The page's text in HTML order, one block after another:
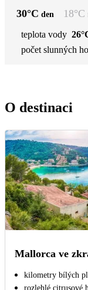
30°C den 18°C
teplota vody
počet slunných
O destinaci
Mallorca ve
kilometry bílých
rozlehlé citrusové